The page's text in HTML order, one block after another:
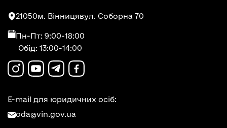
21050м. Вінницявул. Соборна 70
Пн-Пт: 9:00-18:00
Обід: 13:00-14:00
E-mail для юридичних осіб:
oda@vin.gov.ua